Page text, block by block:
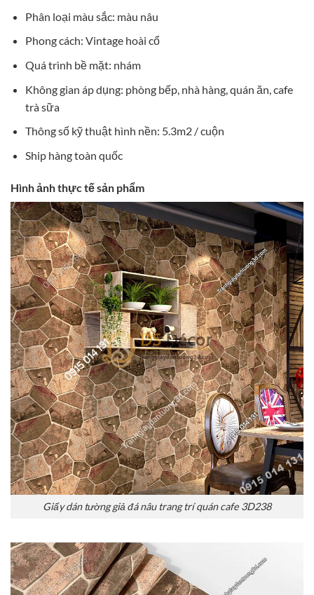
Phân loại màu sắc: màu nâu
Phong cách: Vintage hoài cổ
Quá trình bề mặt: nhám
Không gian áp dụng: phòng bếp, nhà hàng, quán ăn, cafe
trà sữa
Thông số kỹ thuật hình nền: 5.3m2 / cuộn
Ship hàng toàn quốc
Hình ảnh thực tế sản phẩm
Giấy dán tường giả đá nâu trang trí quán cafe 3D238